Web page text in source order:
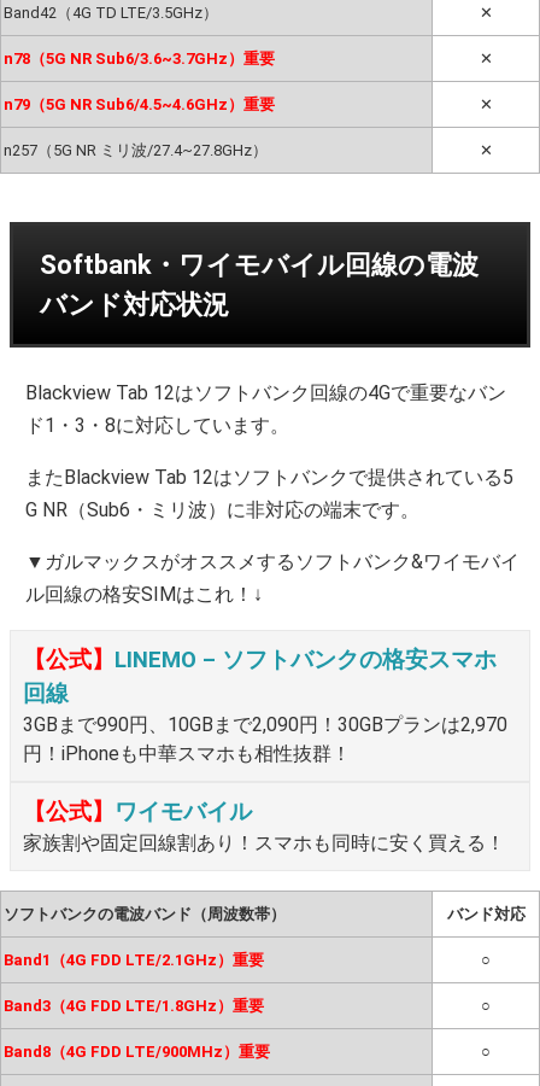
Band42（4G TD LTE/3.5GHz） ✕
n78（5G NR Sub6/3.6~3.7GHz）重要 ✕
n79（5G NR Sub6/4.5~4.6GHz）重要 ✕
n257（5G NR ミリ波/27.4~27.8GHz） ✕
Softbank・ワイモバイル回線の電波
バンド対応状況
Blackview Tab 12はソフトバンク回線の4Gで重要なバン
ド1・3・8に対応しています。
またBlackview Tab 12はソフトバンクで提供されている5
G NR（Sub6・ミリ波）に非対応の端末です。
▼ガルマックスがオススメするソフトバンク&ワイモバイ
ル回線の格安SIMはこれ！↓
【公式】 LINEMO – ソフトバンクの格安スマホ
回線
3GBまで990円、10GBまで2,090円！30GBプランは2,970
円！iPhoneも中華スマホも相性抜群！
【公式】 ワイモバイル
家族割や固定回線割あり！スマホも同時に安く買える！
ソフトバンクの電波バンド（周波数帯） バンド対応
Band1（4G FDD LTE/2.1GHz）重要 ○
Band3（4G FDD LTE/1.8GHz）重要 ○
Band8（4G FDD LTE/900MHz）重要 ○